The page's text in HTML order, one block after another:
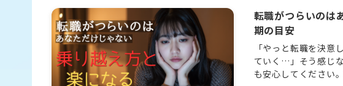
転職がつらいのは
期の目安
「やっと転職を決
ていく…」そう感じ
も安心してください